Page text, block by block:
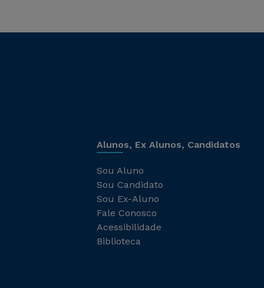
Alunos, Ex Alunos, Candidatos
Sou Aluno
Sou Candidato
Sou Ex-Aluno
Fale Conosco
Acessibilidade
Biblioteca